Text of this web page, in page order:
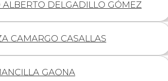
DELGADILLO GÓMEZ
CAMARGO CASALLAS
GAONA